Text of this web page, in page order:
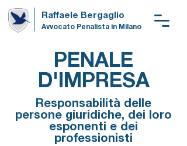
Avvocato Penalista in Milano
Raffaele Bergaglio
PENALE
D'IMPRESA
Responsabilità delle
persone giuridiche, dei loro
esponenti e dei
professionisti